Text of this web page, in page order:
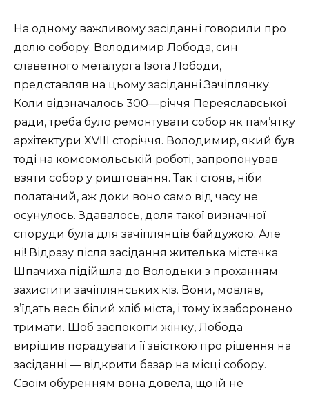
На одному важливому засіданні говорили про
долю собору. Володимир Лобода, син
славетного металурга Ізота Лободи,
представляв на цьому засіданні Зачіплянку.
Коли відзначалось 300—річчя Переяславської
ради, треба було ремонтувати собор як пам’ятку
архітектури XVIII сторіччя. Володимир, який був
тоді на комсомольській роботі, запропонував
взяти собор у риштовання. Так і стояв, ніби
полатаний, аж доки воно само від часу не
осунулось. Здавалось, доля такої визначної
споруди була для зачіплянців байдужою. Але
ні! Відразу після засідання жителька містечка
Шпачиха підійшла до Володьки з проханням
захистити зачіплянських кіз. Вони, мовляв,
з’їдать весь білий хліб міста, і тому їх заборонено
тримати. Щоб заспокоїти жінку, Лобода
вирішив порадувати її звісткою про рішення на
засіданні — відкрити базар на місці собору.
Своїм обуренням вона довела, що їй не